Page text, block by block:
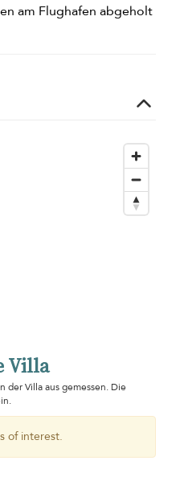
am Flughafen abgeholt
Villa
der Villa aus gemessen. Die
of interest.